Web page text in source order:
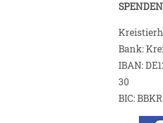
Bank:
IBAN:
30
BIC: